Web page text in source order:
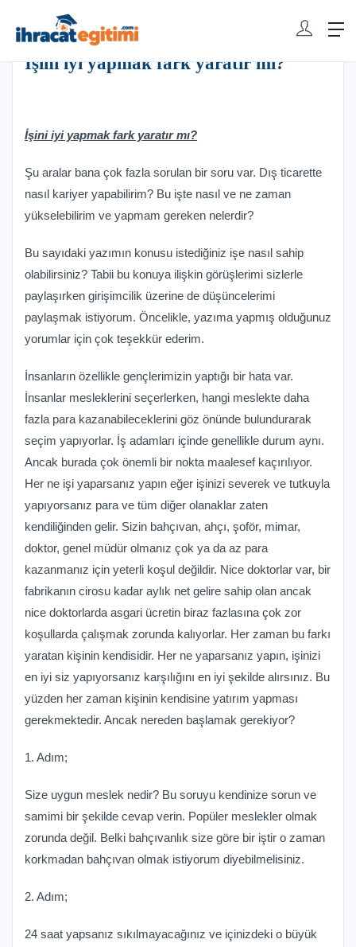
Banu Elif Pekçetin
İşini iyi yapmak fark yaratır mı?
İşini iyi yapmak fark yaratır mı?
Şu aralar bana çok fazla sorulan bir soru var. Dış ticarette
nasıl kariyer yapabilirim? Bu işte nasıl ve ne zaman
yükselebilirim ve yapmam gereken nelerdir?
Bu sayıdaki yazımın konusu istediğiniz işe nasıl sahip
olabilirsiniz? Tabii bu konuya ilişkin görüşlerimi sizlerle
paylaşırken girişimcilik üzerine de düşüncelerimi
paylaşmak istiyorum. Öncelikle, yazıma yapmış olduğunuz
yorumlar için çok teşekkür ederim.
İnsanların özellikle gençlerimizin yaptığı bir hata var.
İnsanlar mesleklerini seçerlerken, hangi meslekte daha
fazla para kazanabileceklerini göz önünde bulundurarak
seçim yapıyorlar. İş adamları içinde genellikle durum aynı.
Ancak burada çok önemli bir nokta maalesef kaçırılıyor.
Her ne işi yaparsanız yapın eğer işinizi severek ve tutkuyla
yapıyorsanız para ve tüm diğer olanaklar zaten
kendiliğinden gelir. Sizin bahçıvan, ahçı, şoför, mimar,
doktor, genel müdür olmanız çok ya da az para
kazanmanız için yeterli koşul değildir. Nice doktorlar var, bir
fabrikanın cirosu kadar aylık net gelire sahip olan ancak
nice doktorlarda asgari ücretin biraz fazlasına çok zor
koşullarda çalışmak zorunda kalıyorlar. Her zaman bu farkı
yaratan kişinin kendisidir. Her ne yaparsanız yapın, işinizi
en iyi siz yapıyorsanız karşılığını en iyi şekilde alırsınız. Bu
yüzden her zaman kişinin kendisine yatırım yapması
gerekmektedir. Ancak nereden başlamak gerekiyor?
1. Adım;
Size uygun meslek nedir? Bu soruyu kendinize sorun ve
samimi bir şekilde cevap verin. Popüler meslekler olmak
zorunda değil. Belki bahçıvanlık size göre bir iştir o zaman
korkmadan bahçıvan olmak istiyorum diyebilmelisiniz.
2. Adım;
24 saat yapsanız sıkılmayacağınız ve içinizdeki o büyük